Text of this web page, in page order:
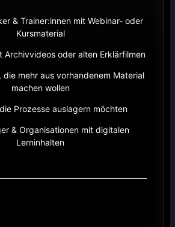
& Trainer:innen mit Webinar- oder
Kursmaterial
Archivvideos oder alten Erklärfilmen
die mehr aus vorhandenem Material
machen wollen
Prozesse auslagern möchten
& Organisationen mit digitalen
Lerninhalten